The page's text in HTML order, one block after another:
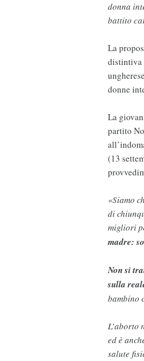
donna
battito
La
distintiva
donne
La
partito
(13
«Siamo
di
migliori
madre:
Non si
sulla
bambino
L’aborto
ed è
salute